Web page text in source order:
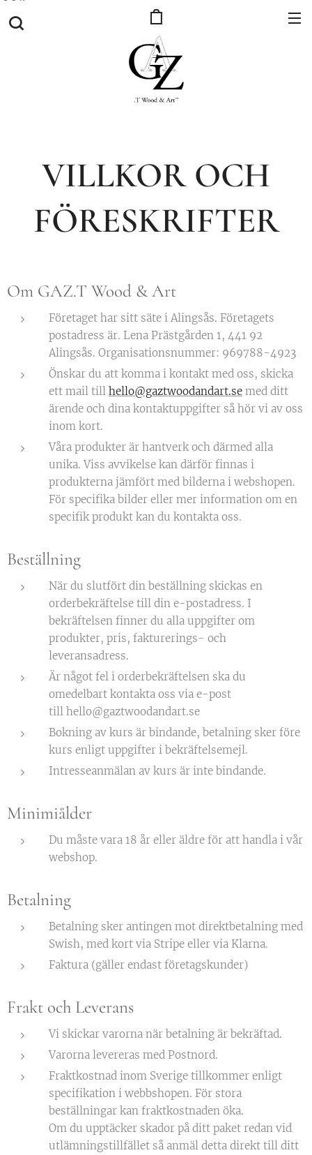
VILLKOR OCH
FÖRESKRIFTER
Om GAZ.T Wood & Art
Företaget har sitt säte i Alingsås. Företagets
postadress är. Lena Prästgården 1, 441 92
Alingsås. Organisationsnummer: 969788-4923
Önskar du att komma i kontakt med oss, skicka
ett mail till hello@gaztwoodandart.se med ditt
ärende och dina kontaktuppgifter så hör vi av oss
inom kort.
Våra produkter är hantverk och därmed alla
unika. Viss avvikelse kan därför finnas i
produkterna jämfört med bilderna i webshopen.
För specifika bilder eller mer information om en
specifik produkt kan du kontakta oss.
Beställning
När du slutfört din beställning skickas en
orderbekräftelse till din e-postadress. I
bekräftelsen finner du alla uppgifter om
produkter, pris, fakturerings- och
leveransadress.
Är något fel i orderbekräftelsen ska du
omedelbart kontakta oss via e-post
till hello@gaztwoodandart.se
Bokning av kurs är bindande, betalning sker före
kurs enligt uppgifter i bekräftelsemejl.
Intresseanmälan av kurs är inte bindande.
Minimiålder
Du måste vara 18 år eller äldre för att handla i vår
webshop.
Betalning
Betalning sker antingen mot direktbetalning med
Swish, med kort via Stripe eller via Klarna.
Faktura (gäller endast företagskunder)
Frakt och Leverans
Vi skickar varorna när betalning är bekräftad.
Varorna levereras med Postnord.
Fraktkostnad inom Sverige tillkommer enligt
specifikation i webbshopen. För stora
beställningar kan fraktkostnaden öka.
Om du upptäcker skador på ditt paket redan vid
utlämningstillfället så anmäl detta direkt till ditt